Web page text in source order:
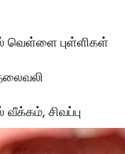
புள்ளிகள்
சிவப்பு